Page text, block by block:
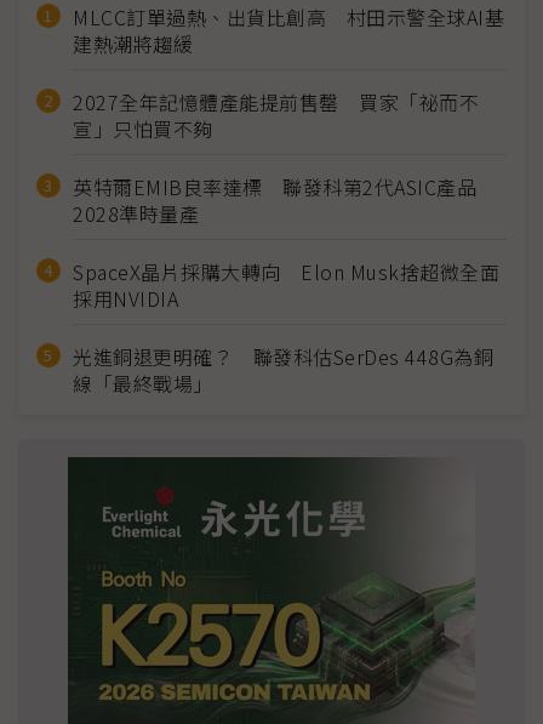
MLCC訂單過熱、出貨比創高 村田示警全球AI基
建熱潮將趨緩
2027全年記憶體產能提前售罄 買家「祕而不
宣」只怕買不夠
英特爾EMIB良率達標 聯發科第2代ASIC產品
2028準時量產
SpaceX晶片採購大轉向 Elon Musk捨超微全面
採用NVIDIA
光進銅退更明確？ 聯發科估SerDes 448G為銅
線「最終戰場」